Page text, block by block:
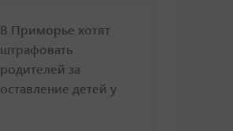
В Приморье хотят
штрафовать
родителей за
оставление детей у